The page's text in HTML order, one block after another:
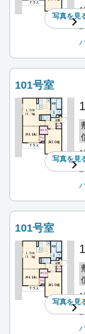
写真を見
101号室
写真を見
101号室
写真を見